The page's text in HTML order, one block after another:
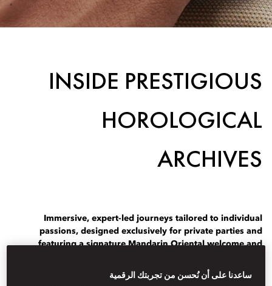
INSIDE PRESTIGIOUS
HOROLOGICAL
ARCHIVES
Immersive, expert-led journeys tailored to individual
passions, designed exclusively for private parties and
featuring a signature Mandarin Oriental welcome and
Mandarin Oriental has partnered with The Luminaire, who
ساعدنا على أن نُحسن من تجربتك الرقمية